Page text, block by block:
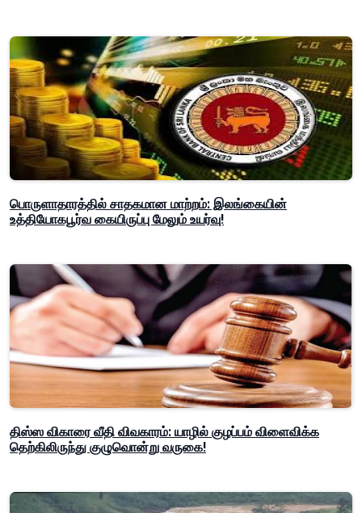
பொருளாதாரத்தில் சாதகமான மாற்றம்: இலங்கையின்
உத்தியோகபூர்வ கையிருப்பு மேலும் உயர்வு!
திஸ்ஸ விகாரை வீதி விவகாரம்: யாழில் குழப்பம் விளைவிக்க
தெற்கிலிருந்து குழுவொன்று வருகை!